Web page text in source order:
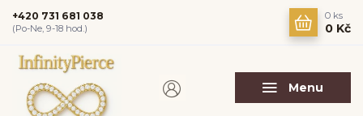
Menu
+420 731 681 038
(Po-Ne, 9-18 hod.)
0 ks
0 Kč